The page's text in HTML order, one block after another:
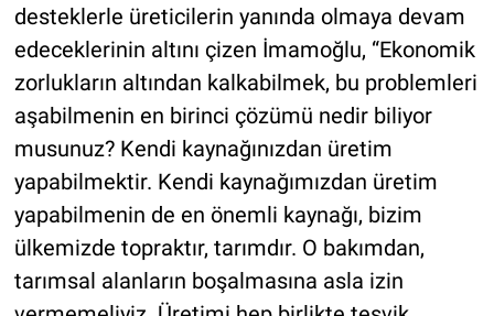
desteklerle üreticilerin yanında olmaya devam
edeceklerinin altını çizen İmamoğlu, “Ekonomik
zorlukların altından kalkabilmek, bu problemleri
aşabilmenin en birinci çözümü nedir biliyor
musunuz? Kendi kaynağınızdan üretim
yapabilmektir. Kendi kaynağımızdan üretim
yapabilmenin de en önemli kaynağı, bizim
ülkemizde topraktır, tarımdır. O bakımdan,
tarımsal alanların boşalmasına asla izin